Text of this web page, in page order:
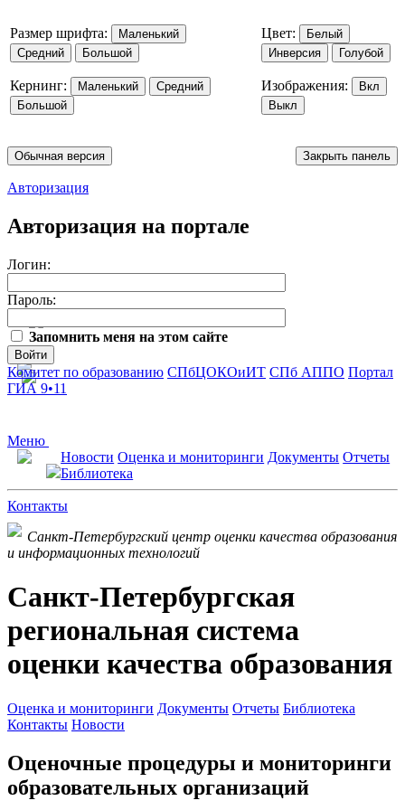
Размер шрифта:
Маленький
Средний
Большой
Кернинг: Маленький
Средний
Большой
Цвет:
Белый
Инверсия
Голубой
Изображения:
Вкл
Выкл
Обычная версия Закрыть панель
Авторизация
Авторизация на портале
Логин:
Пароль:
Запомнить меня на этом сайте
Войти
Комитет по образованию СПбЦОКОиИТ СПб АППО Портал
ГИА 9•11
Меню
Новости Оценка и мониторинги Документы Отчеты
Библиотека
Контакты
Санкт-Петербургский центр оценки качества образования
и информационных технологий
Санкт-Петербургская
региональная система
оценки качества образования
Оценка и мониторинги Документы Отчеты Библиотека
Контакты Новости
Оценочные процедуры и мониторинги
образовательных организаций